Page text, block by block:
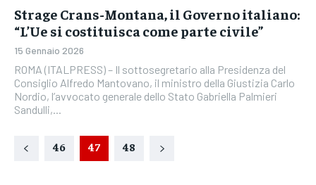
Strage Crans-Montana, il Governo italiano:
“L’Ue si costituisca come parte civile”
15 Gennaio 2026
ROMA (ITALPRESS) – Il sottosegretario alla Presidenza del
Consiglio Alfredo Mantovano, il ministro della Giustizia Carlo
Nordio, l’avvocato generale dello Stato Gabriella Palmieri
Sandulli,...
46 47 48